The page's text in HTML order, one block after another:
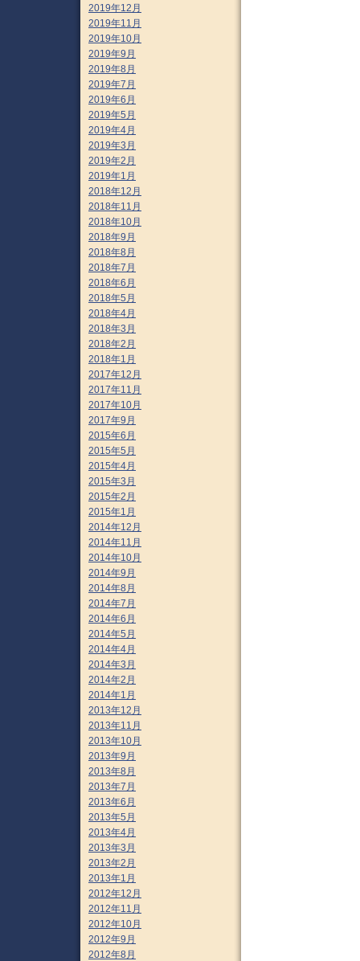
2019年12月
2019年11月
2019年10月
2019年9月
2019年8月
2019年7月
2019年6月
2019年5月
2019年4月
2019年3月
2019年2月
2019年1月
2018年12月
2018年11月
2018年10月
2018年9月
2018年8月
2018年7月
2018年6月
2018年5月
2018年4月
2018年3月
2018年2月
2018年1月
2017年12月
2017年11月
2017年10月
2017年9月
2015年6月
2015年5月
2015年4月
2015年3月
2015年2月
2015年1月
2014年12月
2014年11月
2014年10月
2014年9月
2014年8月
2014年7月
2014年6月
2014年5月
2014年4月
2014年3月
2014年2月
2014年1月
2013年12月
2013年11月
2013年10月
2013年9月
2013年8月
2013年7月
2013年6月
2013年5月
2013年4月
2013年3月
2013年2月
2013年1月
2012年12月
2012年11月
2012年10月
2012年9月
2012年8月